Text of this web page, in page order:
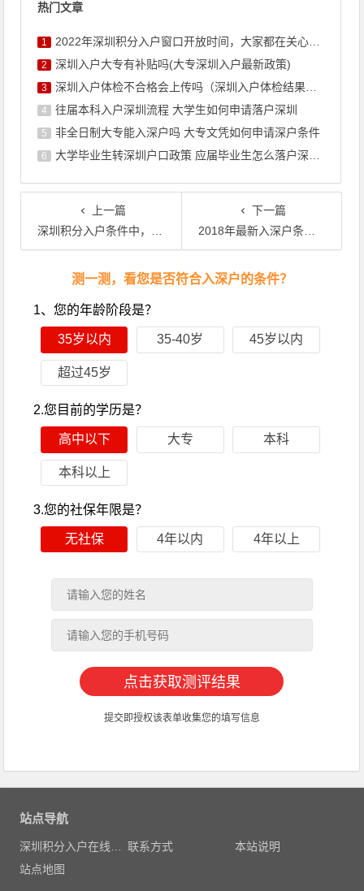
热门文章
1 2022年深圳积分入户窗口开放时间，大家都在关心的！
2 深圳入户大专有补贴吗(大专深圳入户最新政策)
3 深圳入户体检不合格会上传吗（深圳入户体检结果不合格怎么办）
4 往届本科入户深圳流程 大学生如何申请落户深圳
5 非全日制大专能入深户吗 大专文凭如何申请深户条件
6 大学毕业生转深圳户口政策 应届毕业生怎么落户深圳流程
上一篇
深圳积分入户条件中，年龄限制很关键
下一篇
2018年最新入深户条件该走核准制还是积分制
测一测，看您是否符合入深户的条件？
1、您的年龄阶段是？
35岁以内 35-40岁 45岁以内
超过45岁
2.您目前的学历是？
高中以下 大专 本科
本科以上
3.您的社保年限是？
无社保 4年以内 4年以上
提交即授权该表单收集您的填写信息
站点导航
联系方式
本站说明
站点地图